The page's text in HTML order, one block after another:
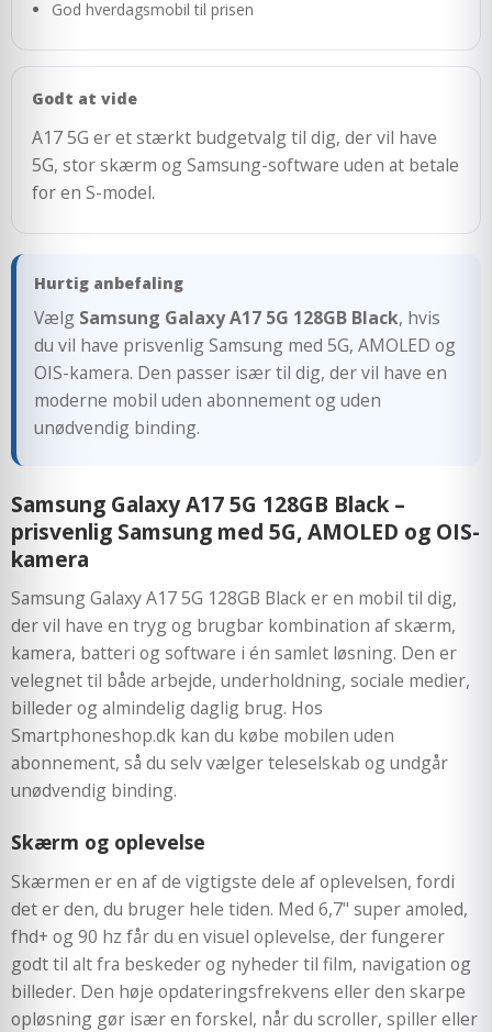
God hverdagsmobil til prisen
Godt at vide
A17 5G er et stærkt budgetvalg til dig, der vil have
5G, stor skærm og Samsung-software uden at betale
for en S-model.
Hurtig anbefaling
Vælg Samsung Galaxy A17 5G 128GB Black, hvis
du vil have prisvenlig Samsung med 5G, AMOLED og
OIS-kamera. Den passer især til dig, der vil have en
moderne mobil uden abonnement og uden
unødvendig binding.
Samsung Galaxy A17 5G 128GB Black –
prisvenlig Samsung med 5G, AMOLED og OIS-
kamera
Samsung Galaxy A17 5G 128GB Black er en mobil til dig,
der vil have en tryg og brugbar kombination af skærm,
kamera, batteri og software i én samlet løsning. Den er
velegnet til både arbejde, underholdning, sociale medier,
billeder og almindelig daglig brug. Hos
Smartphoneshop.dk kan du købe mobilen uden
abonnement, så du selv vælger teleselskab og undgår
unødvendig binding.
Skærm og oplevelse
Skærmen er en af de vigtigste dele af oplevelsen, fordi
det er den, du bruger hele tiden. Med 6,7" super amoled,
fhd+ og 90 hz får du en visuel oplevelse, der fungerer
godt til alt fra beskeder og nyheder til film, navigation og
billeder. Den høje opdateringsfrekvens eller den skarpe
opløsning gør især en forskel, når du scroller, spiller eller